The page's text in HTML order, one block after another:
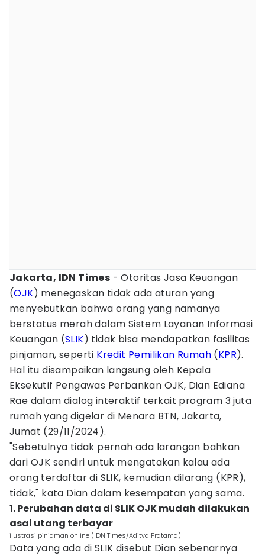
Jakarta, IDN Times - Otoritas Jasa Keuangan
(OJK) menegaskan tidak ada aturan yang
menyebutkan bahwa orang yang namanya
berstatus merah dalam Sistem Layanan Informasi
Keuangan (SLIK) tidak bisa mendapatkan fasilitas
pinjaman, seperti Kredit Pemilikan Rumah (KPR).
Hal itu disampaikan langsung oleh Kepala
Eksekutif Pengawas Perbankan OJK, Dian Ediana
Rae dalam dialog interaktif terkait program 3 juta
rumah yang digelar di Menara BTN, Jakarta,
Jumat (29/11/2024).
"Sebetulnya tidak pernah ada larangan bahkan
dari OJK sendiri untuk mengatakan kalau ada
orang terdaftar di SLIK, kemudian dilarang (KPR),
tidak," kata Dian dalam kesempatan yang sama.
1. Perubahan data di SLIK OJK mudah dilakukan
asal utang terbayar
ilustrasi pinjaman online (IDN Times/Aditya Pratama)
Data yang ada di SLIK disebut Dian sebenarnya